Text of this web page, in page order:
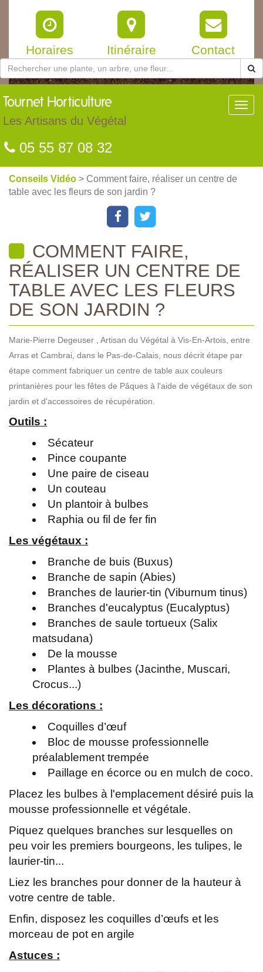
Horaires Itinéraire Contact
Tournet Horticulture
Les Artisans du Végétal
05 55 87 08 32
Conseils Vidéo > Comment faire, réaliser un centre de
table avec les fleurs de son jardin ?
COMMENT FAIRE,
RÉALISER UN CENTRE DE
TABLE AVEC LES FLEURS
DE SON JARDIN ?
Marie-Pierre Degeuser , Artisan du Végétal à Vis-En-Artois, entre
Arras et Cambrai, dans le Pas-de-Calais, nous décrit étape par
étape comment fabriquer un centre de table aux couleurs
printanières pour les fêtes de Pâques à l'aide de végétaux de son
jardin et d'accessoires de récupération.
Outils :
Sécateur
Pince coupante
Une paire de ciseau
Un couteau
Un plantoir à bulbes
Raphia ou fil de fer fin
Les végétaux :
Branche de buis (Buxus)
Branche de sapin (Abies)
Branches de laurier-tin (Viburnum tinus)
Branches d'eucalyptus (Eucalyptus)
Branches de saule tortueux (Salix
matsudana)
De la mousse
Plantes à bulbes (Jacinthe, Muscari,
Crocus...)
Les décorations :
Coquilles d’œuf
Bloc de mousse professionnelle
préalablement trempée
Paillage en écorce ou en mulch de coco.
Placez les bulbes à l'emplacement désiré puis la
mousse professionnelle et végétale.
Piquez quelques branches sur lesquelles on
peu voir les premiers bourgeons, les tulipes, le
laurier-tin...
Liez les branches pour donner de la hauteur à
votre centre de table.
Enfin, disposez les coquilles d’œufs et les
morceau de pot en argile
Astuces :